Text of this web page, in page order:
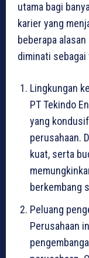
utama bagi
karier yang
beberapa
diminati sebagai
Lingkungan
PT Tekindo
yang
perusahaan.
kuat, serta
berkembang
Peluang
Perusahaan